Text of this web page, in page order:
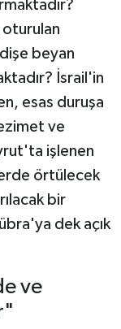
beyan
İsrail'in
esas duruşa
ve
işlenen
örtülecek
bir
dek açık
ve